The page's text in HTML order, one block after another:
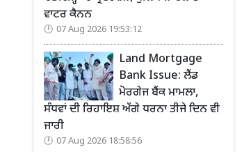
ਵਾਟਰ ਕੈਨਨ
07 Aug 2026 19:53:12
Land Mortgage
Bank Issue: ਲੈਂਡ
ਮੋਰਗੇਜ ਬੈਂਕ ਮਾਮਲਾ,
ਸੰਧਵਾਂ ਦੀ ਰਿਹਾਇਸ਼ ਅੱਗੇ ਧਰਨਾ ਤੀਜੇ ਦਿਨ ਵੀ
ਜਾਰੀ
07 Aug 2026 18:58:56